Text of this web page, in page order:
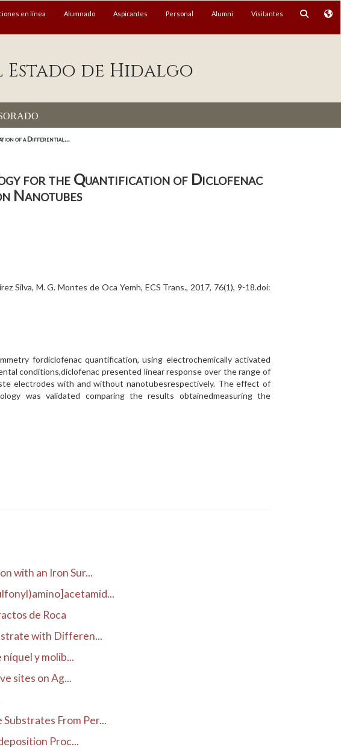
en línea Alumnado Aspirantes Personal Alumni Visitantes
de Hidalgo
of a Differential...
for the Quantification of Diclofenac
Nanotubes
Silva, M. G. Montes de Oca Yemh, ECS Trans., 2017, 76(1), 9-18.doi:
fordiclofenac quantification, using electrochemically activated
conditions,diclofenac presented linear response over the range of
electrodes with and without nanotubesrespectively. The effect of
was validated comparing the results obtainedmeasuring the
with an Iron Sur...
de Roca
with Differen...
y molib...
sites on Ag...
From Per...
Proc...